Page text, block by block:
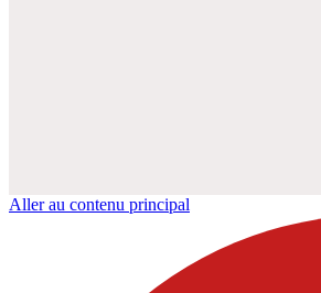
Aller au contenu principal